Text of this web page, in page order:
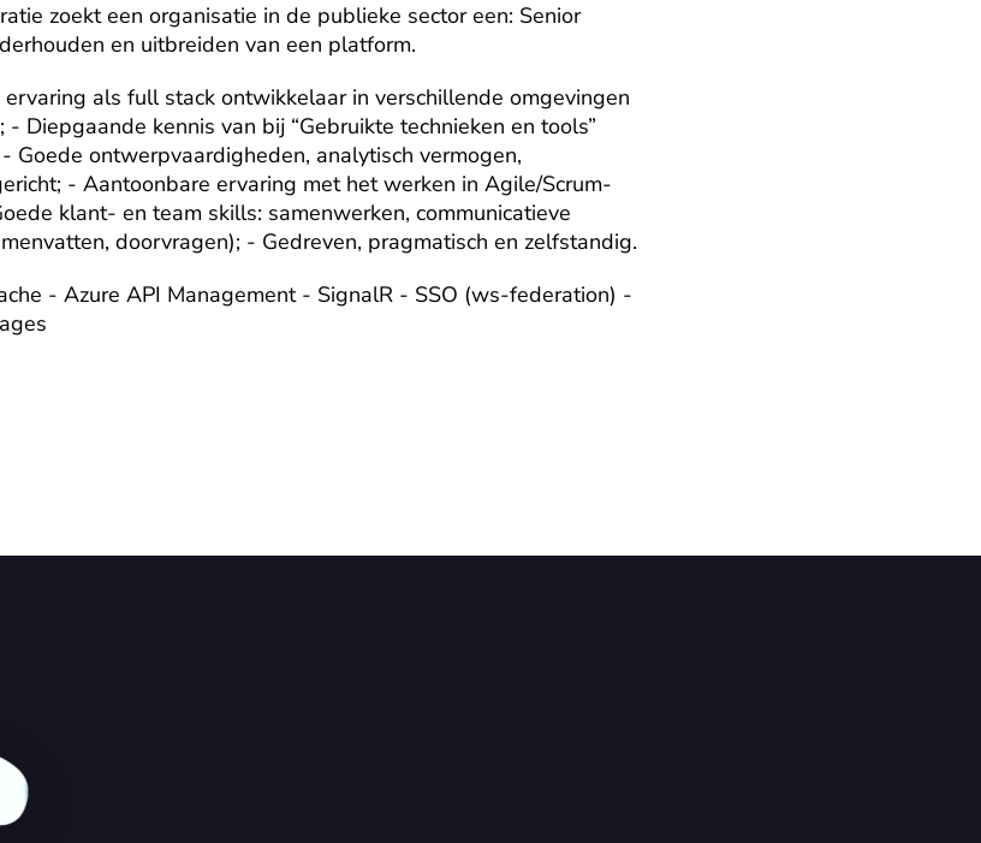
zoekt een organisatie in de publieke sector een: Senior
en uitbreiden van een platform.
als full stack ontwikkelaar in verschillende omgevingen
Diepgaande kennis van bij “Gebruikte technieken en tools”
Goede ontwerpvaardigheden, analytisch vermogen,
- Aantoonbare ervaring met het werken in Agile/Scrum-
klant- en team skills: samenwerken, communicatieve
doorvragen); - Gedreven, pragmatisch en zelfstandig.
- Azure API Management - SignalR - SSO (ws-federation) -